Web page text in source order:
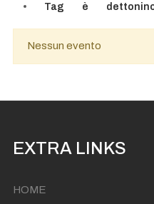
Tag è
Nessun evento
EXTRA LINKS
HOME